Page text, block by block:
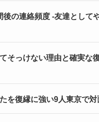
の連絡頻度 -友達として
そっけない理由と確実な
復縁に強い9人東京で対